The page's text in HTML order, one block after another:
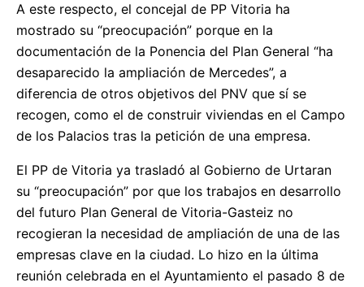
A este respecto, el concejal de PP Vitoria ha
mostrado su “preocupación” porque en la
documentación de la Ponencia del Plan General “ha
desaparecido la ampliación de Mercedes”, a
diferencia de otros objetivos del PNV que sí se
recogen, como el de construir viviendas en el Campo
de los Palacios tras la petición de una empresa.
El PP de Vitoria ya trasladó al Gobierno de Urtaran
su “preocupación” por que los trabajos en desarrollo
del futuro Plan General de Vitoria-Gasteiz no
recogieran la necesidad de ampliación de una de las
empresas clave en la ciudad. Lo hizo en la última
reunión celebrada en el Ayuntamiento el pasado 8 de